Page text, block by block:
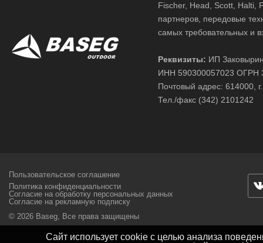
Fischer, Head, Scott, Halti,
партнеров, передовые
самых требовательных и
Реквизиты: ИП
ИНН 590300057023 ОГРН
Почтовый адрес: 614000,
Тел./факс (342) 2101242
Пользовательское соглашение
Политика конфиденциальности
Согласие на обработку персональных данных
Согласие на рекламную подписку
© 2026 Baseg, Все права защищены
Сайт использует cookie с целью анализа